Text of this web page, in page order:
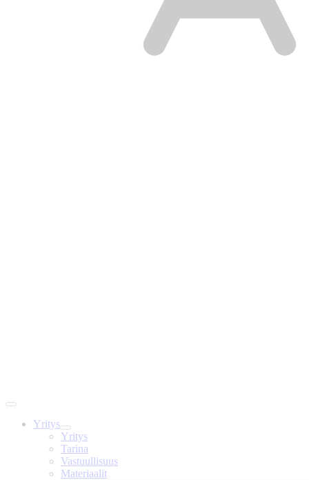
Yritys
Yritys
Tarina
Vastuullisuus
Materiaalit